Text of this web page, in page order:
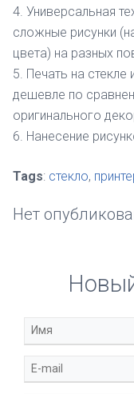
4. Универсальная
сложные рисунки
цвета) на разных
5. Печать на стекле
дешевле по
оригинального
6. Нанесение
Tags: стекло,
Нет